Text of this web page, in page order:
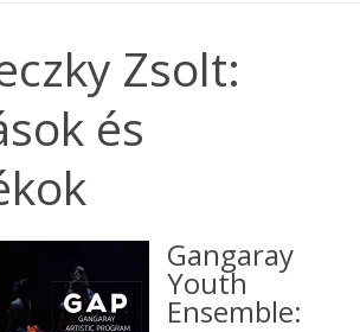
Zsolt:
és
Gangaray
Youth
Ensemble: